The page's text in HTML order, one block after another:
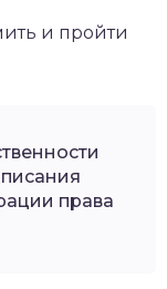
и пройти
права